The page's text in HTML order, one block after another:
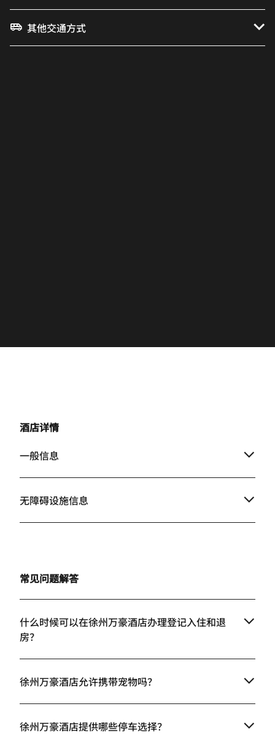
其他交通方式
酒店详情
一般信息
无障碍设施信息
常见问题解答
什么时候可以在徐州万豪酒店办理登记入住和退
房？
徐州万豪酒店允许携带宠物吗？
徐州万豪酒店提供哪些停车选择？